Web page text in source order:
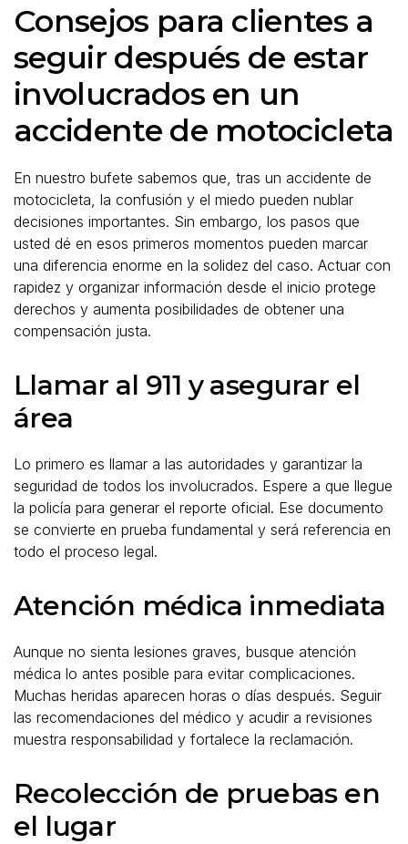
Consejos para clientes a
seguir después de estar
involucrados en un
accidente de motocicleta
En nuestro bufete sabemos que, tras un accidente de
motocicleta, la confusión y el miedo pueden nublar
decisiones importantes. Sin embargo, los pasos que
usted dé en esos primeros momentos pueden marcar
una diferencia enorme en la solidez del caso. Actuar con
rapidez y organizar información desde el inicio protege
derechos y aumenta posibilidades de obtener una
compensación justa.
Llamar al 911 y asegurar el
área
Lo primero es llamar a las autoridades y garantizar la
seguridad de todos los involucrados. Espere a que llegue
la policía para generar el reporte oficial. Ese documento
se convierte en prueba fundamental y será referencia en
todo el proceso legal.
Atención médica inmediata
Aunque no sienta lesiones graves, busque atención
médica lo antes posible para evitar complicaciones.
Muchas heridas aparecen horas o días después. Seguir
las recomendaciones del médico y acudir a revisiones
muestra responsabilidad y fortalece la reclamación.
Recolección de pruebas en
el lugar